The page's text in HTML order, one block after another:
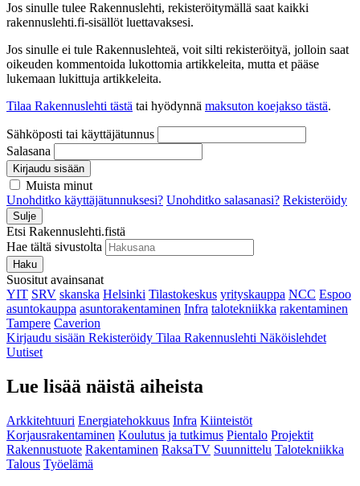
Jos sinulle tulee Rakennuslehti, rekisteröitymällä saat kaikki
rakennuslehti.fi-sisällöt luettavaksesi.
Jos sinulle ei tule Rakennuslehteä, voit silti rekisteröityä, jolloin saat
oikeuden kommentoida lukottomia artikkeleita, mutta et pääse
lukemaan lukittuja artikkeleita.
Tilaa Rakennuslehti tästä tai hyödynnä maksuton koejakso tästä.
Sähköposti tai käyttäjätunnus
Salasana
Kirjaudu sisään
Muista minut
Unohditko käyttäjätunnuksesi? Unohditko salasanasi? Rekisteröidy
Sulje
Etsi Rakennuslehti.fistä
Hae tältä sivustolta
Haku
Suositut avainsanat
YIT SRV skanska Helsinki Tilastokeskus yrityskauppa NCC Espoo
asuntokauppa asuntorakentaminen Infra talotekniikka rakentaminen
Tampere Caverion
Kirjaudu sisään Rekisteröidy Tilaa Rakennuslehti Näköislehdet
Uutiset
Lue lisää näistä aiheista
Arkkitehtuuri Energiatehokkuus Infra Kiinteistöt
Korjausrakentaminen Koulutus ja tutkimus Pientalo Projektit
Rakennustuote Rakentaminen RaksaTV Suunnittelu Talotekniikka
Talous Työelämä